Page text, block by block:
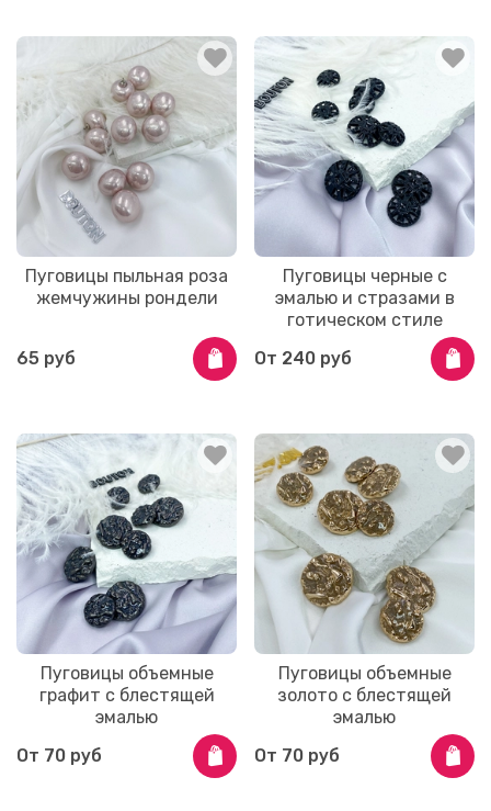
Пуговицы пыльная роза
жемчужины рондели
65 руб
Пуговицы черные с
эмалью и стразами в
готическом стиле
От 240 руб
Пуговицы объемные
графит с блестящей
эмалью
От 70 руб
Пуговицы объемные
золото с блестящей
эмалью
От 70 руб